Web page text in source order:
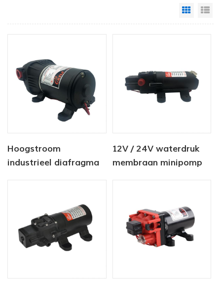
Grid
Hoogstroom
industrieel diafragma
12V / 24V waterdruk
membraan minipomp